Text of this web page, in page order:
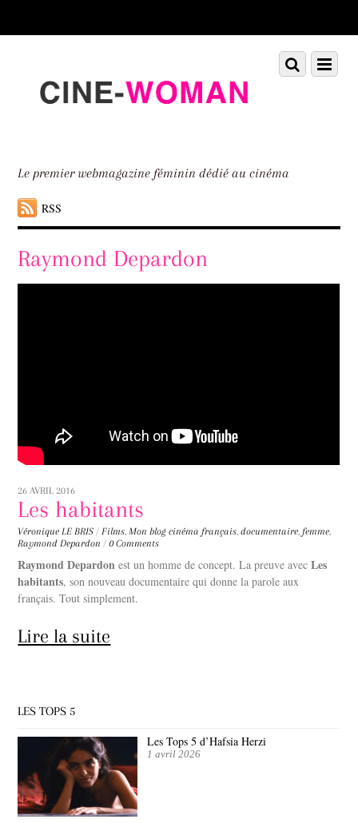
down
Le premier webmagazine féminin dédié au cinéma
RSS
Menu
Scroll
down
Raymond Depardon
26 AVRIL 2016
Les habitants
Véronique LE BRIS / Films,Mon blog cinéma français,documentaire, femme,
Raymond Depardon / 0 Comments
Raymond Depardon est un homme de concept. La preuve avecLes
habitants, son nouveau documentaire qui donne la parole aux
français. Tout simplement.
Lire la suite
LES TOPS 5
Les Tops 5 d’Hafsia Herzi
1 avril 2026